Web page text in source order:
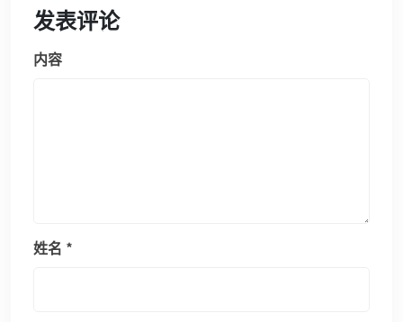
发表评论
内容
姓名 *